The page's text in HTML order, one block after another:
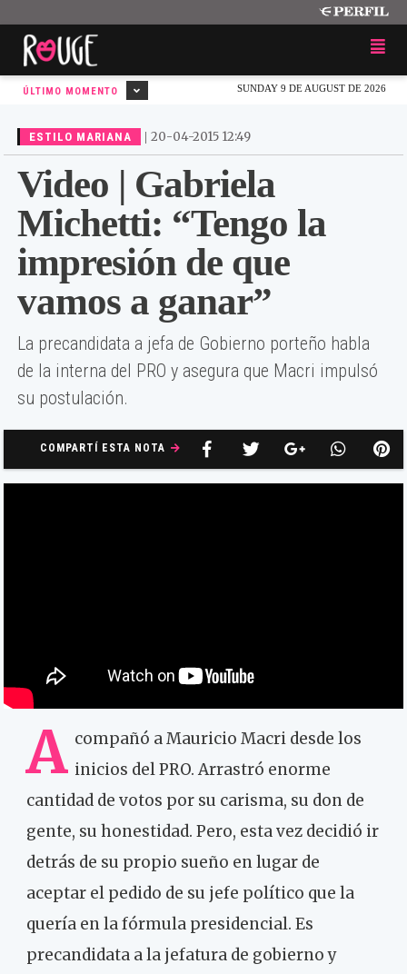
SUNDAY 9 DE AUGUST DE 2026
ÚLTIMO MOMENTO
ESTILO MARIANA | 20-04-2015 12:49
Video | Gabriela
Michetti: “Tengo la
impresión de que
vamos a ganar”
La precandidata a jefa de Gobierno porteño habla
de la interna del PRO y asegura que Macri impulsó
su postulación.
COMPARTÍ ESTA NOTA
A compañó a Mauricio Macri desde los
inicios del PRO. Arrastró enorme
cantidad de votos por su carisma, su don de
gente, su honestidad. Pero, esta vez decidió ir
detrás de su propio sueño en lugar de
aceptar el pedido de su jefe político que la
quería en la fórmula presidencial. Es
precandidata a la jefatura de gobierno y